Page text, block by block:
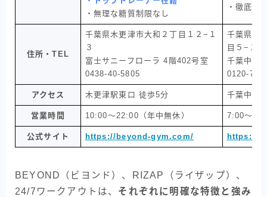
・無理な糖質制限なし
・徹底食
住所・TEL
千葉県木更津市大和２丁目１２−１
３
富士サニーフローラ 4階402号室
0438-40-5805
千葉県千
目５−１
千葉中央
0120-
アクセス 木更津駅東口 徒歩5分 千葉中央
営業時間 10:00～22:00（年中無休） 7:00～
公式サイト https://beyond-gym.com/ https://
BEYOND（ビヨンド）、RIZAP（ライザップ）、
24/7ワークアウトは、 それぞれに明確な特徴と強み